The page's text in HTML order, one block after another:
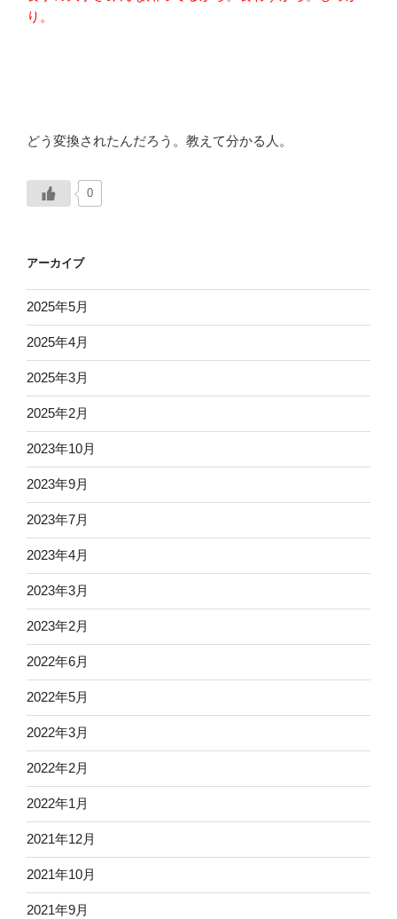
り。
どう変換されたんだろう。教えて分かる人。
0
アーカイブ
2025年5月
2025年4月
2025年3月
2025年2月
2023年10月
2023年9月
2023年7月
2023年4月
2023年3月
2023年2月
2022年6月
2022年5月
2022年3月
2022年2月
2022年1月
2021年12月
2021年10月
2021年9月